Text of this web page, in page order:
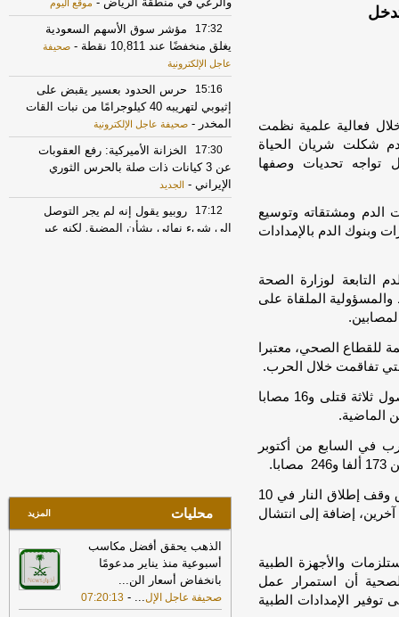
فعالية علمية نظمت
شكلت شريان الحياة
تواجه تحديات وصفها
ومشتقاته وتوسيع
وبنوك الدم بالإمدادات
لوزارة الصحة
الملقاة على
للقطاع الصحي، معتبرا
تفاقمت خلال الحرب.
وفي تقريرها الإحصائي اليومي، أعلنت وزارة الصحة وصول ثلاثة قتلى و16 مصابا
الماضية.
في السابع من أكتوبر
وأضافت الوزارة أن الفترة التي أعقبت بدء سريان اتفاق وقف إطلاق النار في 10
أكتوبر الماضي شهدت مقتل 986 فلسطينيا وإصابة 3138 آخرين، إضافة إلى انتشال
والأجهزة الطبية
أن استمرار عمل
الإمدادات الطبية
موقع اليوم
17:32
مؤشر سوق الأسهم السعودية
يغلق منخفضًا عند 10,811 نقطة
- صحيفة
عاجل الإلكترونية
15:16
حرس الحدود بعسير يقبض على
إثيوبي لتهريبه 40 كيلوجرامًا من نبات القات
المخدر - صحيفة عاجل الإلكترونية
17:30
الخزانة الأميركية: رفع العقوبات
عن 3 كيانات ذات صلة بالحرس الثوري
الإيراني - الجديد
17:12
روبيو يقول إنه لم يجر التوصل
الى شيء نهائي بشأن المضيق لكنه عبر
التصعيد -
22:02
مركز الملك سلمان للإغاثة يقدّم
مساعدات عاجلة لمتضرري حريق مأرب-
صحيفة عاجل الإلكترونية
الخارجية الأميركية: على الأميركيين
خارج الشرق الأوسط أن يعيدوا النظر في
محليات المزيد
الذهب يحقق أفضل مكاسب
أسبوعية منذ يناير مدعومًا
بانخفاض أسعار الن...
صحيفة عاجل الإل...
-
07:20:13